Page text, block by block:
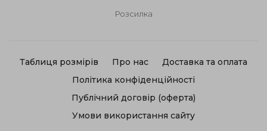
Розсилка
Таблиця розмірів Про нас
Доставка та оплата
Політика конфіденційності
Публічний договір (оферта)
Умови використання сайту